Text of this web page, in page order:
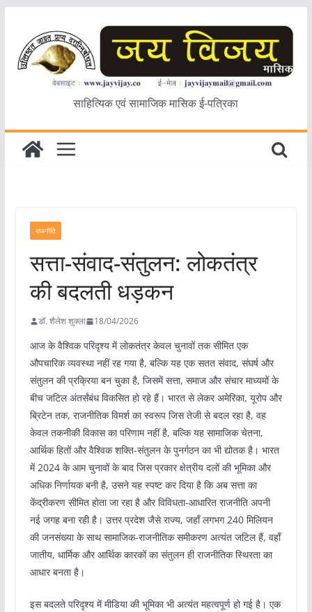
content
साहित्यिक एवं सामाजिक मासिक ई-पत्रिका
राजनीति
सत्ता-संवाद-संतुलन: लोकतंत्र
की बदलती धड़कन
डॉ. शैलेश शुक्ला 18/04/2026
आज के वैश्विक परिदृश्य में लोकतंत्र केवल चुनावों तक सीमित एक
औपचारिक व्यवस्था नहीं रह गया है, बल्कि यह एक सतत संवाद, संघर्ष और
संतुलन की प्रक्रिया बन चुका है, जिसमें सत्ता, समाज और संचार माध्यमों के
बीच जटिल अंतर्संबंध विकसित हो रहे हैं। भारत से लेकर अमेरिका, यूरोप और
ब्रिटेन तक, राजनीतिक विमर्श का स्वरूप जिस तेजी से बदल रहा है, वह
केवल तकनीकी विकास का परिणाम नहीं है, बल्कि यह सामाजिक चेतना,
आर्थिक हितों और वैश्विक शक्ति-संतुलन के पुनर्गठन का भी द्योतक है। भारत
में 2024 के आम चुनावों के बाद जिस प्रकार क्षेत्रीय दलों की भूमिका और
अधिक निर्णायक बनी है, उसने यह स्पष्ट कर दिया है कि अब सत्ता का
केंद्रीकरण सीमित होता जा रहा है और विविधता-आधारित राजनीति अपनी
नई जगह बना रही है। उत्तर प्रदेश जैसे राज्य, जहाँ लगभग 240 मिलियन
की जनसंख्या के साथ सामाजिक-राजनीतिक समीकरण अत्यंत जटिल हैं, वहाँ
जातीय, धार्मिक और आर्थिक कारकों का संतुलन ही राजनीतिक स्थिरता का
आधार बनता है।
इस बदलते परिदृश्य में मीडिया की भूमिका भी अत्यंत महत्वपूर्ण हो गई है। एक